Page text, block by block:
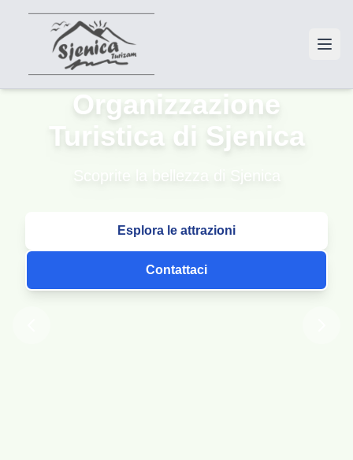
Organizzazione
Turistica di Sjenica
Scoprite la bellezza di Sjenica
Esplora le attrazioni
Contattaci